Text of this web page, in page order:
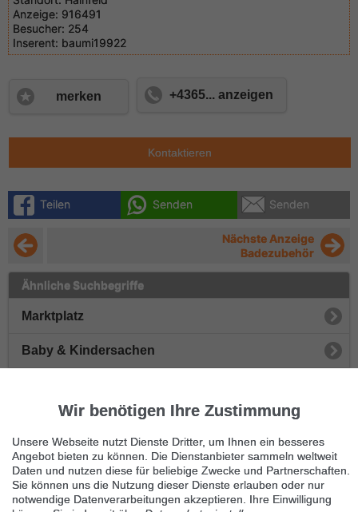
Anzeige: 916491
Besucher: 254
Inserent: baumi19922
merken +4365... anzeigen
Kontaktieren
Teilen Senden Senden
Nächste Anzeige
Badezubehör
Ähnliche Suchbegriffe
Marktplatz
Baby & Kindersachen
Kinderwagen & -tragen
Bettausstattung
Auto-Kindersitze
Wir benötigen Ihre Zustimmung
Unsere Webseite nutzt Dienste Dritter, um Ihnen ein besseres
Angebot bieten zu können. Die Dienstanbieter sammeln weltweit
Daten und nutzen diese für beliebige Zwecke und Partnerschaften.
Sie können uns die Nutzung dieser Dienste erlauben oder nur
notwendige Datenverarbeitungen akzeptieren. Ihre Einwilligung